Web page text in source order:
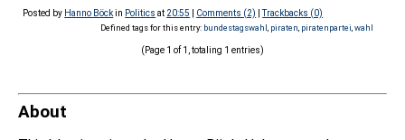
Posted by Hanno Böckin Politics at 20:55 Comments (2) |Trackbacks (0)
Defined tags for this entry: bundestagswahl piraten piratenpartei wahl
(Page 1 of 1, totaling 1 entries)
About